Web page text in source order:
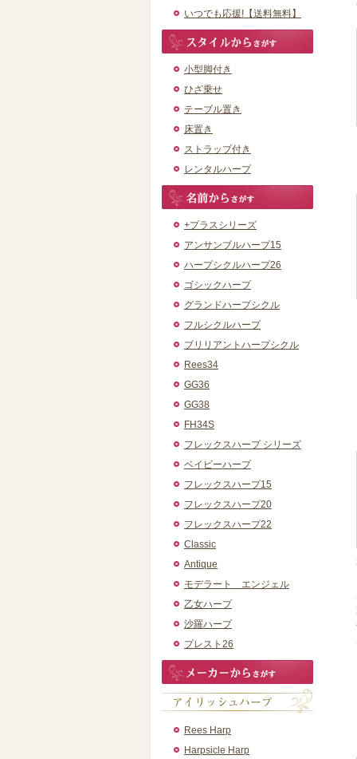
いつでも応援!【送料無料】
小型脚付き
ひざ乗せ
テーブル置き
床置き
ストラップ付き
レンタルハープ
+プラスシリーズ
アンサンブルハープ15
ハープシクルハープ26
ゴシックハープ
グランドハープシクル
フルシクルハープ
ブリリアントハープシクル
Rees34
GG36
GG38
FH34S
フレックスハープ シリーズ
ベイビーハープ
フレックスハープ15
フレックスハープ20
フレックスハープ22
Classic
Antique
モデラート エンジェル
乙女ハープ
沙羅ハープ
プレスト26
Rees Harp
Harpsicle Harp